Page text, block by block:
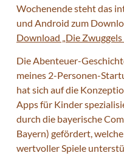
Wochenende steht das
und Android zum
Download „Die Zwuggels
Die Abenteuer-
meines 2-Personen-
hat sich auf die
Apps für Kinder
durch die bayerische
Bayern) gefördert,
wertvoller Spiele